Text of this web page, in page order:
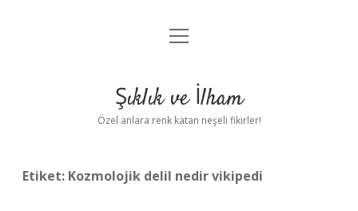
Anasayfa
Yasal Uyarı
menüyü
Şıklık ve İlham
Özel anlara renk katan neşeli fikirler!
Etiket: Kozmolojik delil nedir vikipedi